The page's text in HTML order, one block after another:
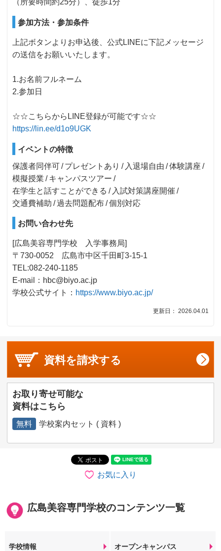
参加方法・参加条件
上記ボタンよりお申込後、公式LINEに下記メッセージ
の送信をお願いいたします。
1.お名前フルネーム
2.参加日
☆☆こちらからLINE登録が可能です☆☆
https://lin.ee/d1o9UGK
イベントの特徴
保護者同伴可
プレゼントあり 入退場自由
体験講座
模擬授業
キャンパスツアー
在学生と話すことができる
入試対策講座開催
交通費補助
過去問題配布 個別対応
お問い合わせ先
[広島美容専門学校 入学事務局]
〒730-0052 広島市中区千田町3-15-1
TEL:082-240-1185
E-mail：hbc@biyo.ac.jp
学校公式サイト： https://www.biyo.ac.jp/
更新日： 2026.04.01
資料を請求する
お取り寄せ可能な
資料はこちら
無料 学校案内セット ( 資料 )
お気に入り
広島美容専門学校のコンテンツ一覧
学校情報 オープンキャンパス